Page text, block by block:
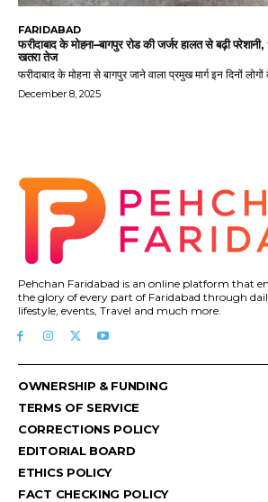
FARIDABAD
फरीदाबाद के मोहना–बागपुर रोड की जर्जर हालत से बढ़ी
खतरा तेज
फरीदाबाद के मोहना से बागपुर जाने वाला प्रमुख मार्ग इन दिनों
December 8, 2025
Pehchan Faridabad is an online platform that
the glory of every part of Faridabad through
lifestyle, events, Travel and much more.
OWNERSHIP & FUNDING
TERMS OF SERVICE
CORRECTIONS POLICY
EDITORIAL BOARD
ETHICS POLICY
FACT CHECKING POLICY